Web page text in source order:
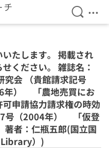
検索を
メ
たします。 掲載され
ください。 雑誌名：
究会 （貴館請求記号
年） 「農地売買にお
申請協力請求権の時効
号（2004年） 「仮登
著者：仁瓶五郎(国立国
）)